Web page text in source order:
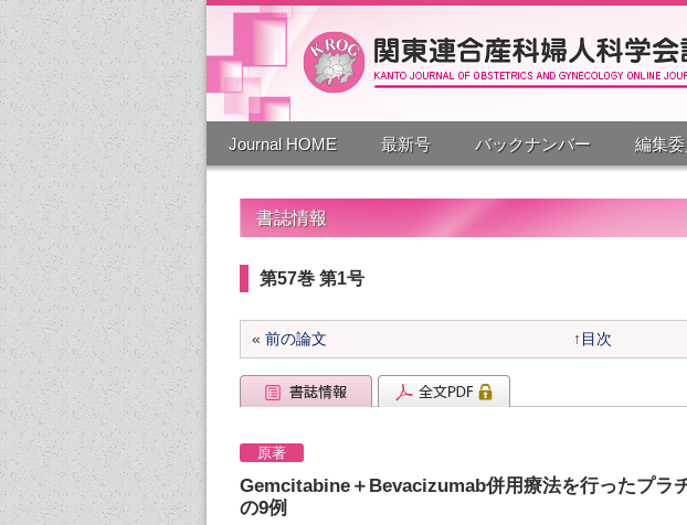
Journal HOME 最新号 バックナンバー 編集
書誌情報
第57巻 第1号
« 前の論文 ↑ 目次
原著
Gemcitabine＋Bevacizumab併用療法を行ったプラ
の9例